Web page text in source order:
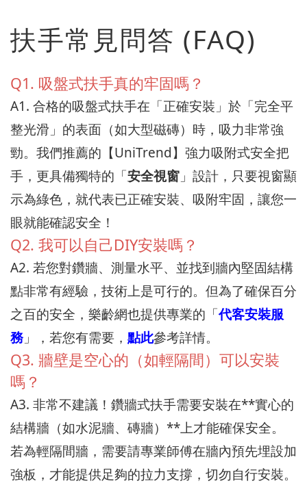
扶手常見問答 (FAQ)
Q1. 吸盤式扶手真的牢固嗎？
A1. 合格的吸盤式扶手在「正確安裝」於「完全平
整光滑」的表面（如大型磁磚）時，吸力非常強
勁。我們推薦的【UniTrend】強力吸附式安全把
手，更具備獨特的「安全視窗 」設計，只要視窗顯
示為綠色，就代表已正確安裝、吸附牢固，讓您一
眼就能確認安全！
Q2. 我可以自己DIY安裝嗎？
A2. 若您對鑽牆、測量水平、並找到牆內堅固結構
點非常有經驗，技術上是可行的。但為了確保百分
之百的安全，樂齡網也提供專業的「代客安裝服
務 」，若您有需要， 點此參考詳情。
Q3. 牆壁是空心的（如輕隔間）可以安裝
嗎？
A3. 非常不建議！鑽牆式扶手需要安裝在**實心的
結構牆（如水泥牆、磚牆）**上才能確保安全。
若為輕隔間牆，需要請專業師傅在牆內預先埋設加
強板，才能提供足夠的拉力支撐，切勿自行安裝。